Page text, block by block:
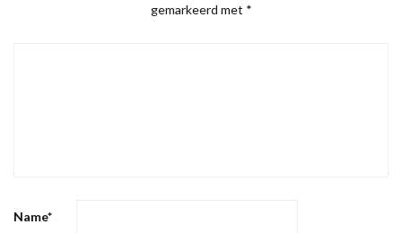
gemarkeerd met *
Name*